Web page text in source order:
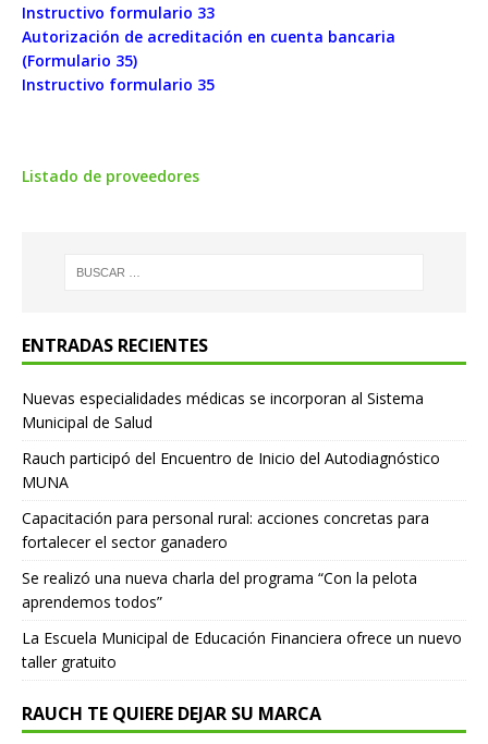
Instructivo formulario 33
Autorización de acreditación en cuenta bancaria
(Formulario 35)
Instructivo formulario 35
Listado de proveedores
ENTRADAS RECIENTES
Nuevas especialidades médicas se incorporan al Sistema
Municipal de Salud
Rauch participó del Encuentro de Inicio del Autodiagnóstico
MUNA
Capacitación para personal rural: acciones concretas para
fortalecer el sector ganadero
Se realizó una nueva charla del programa “Con la pelota
aprendemos todos”
La Escuela Municipal de Educación Financiera ofrece un nuevo
taller gratuito
RAUCH TE QUIERE DEJAR SU MARCA